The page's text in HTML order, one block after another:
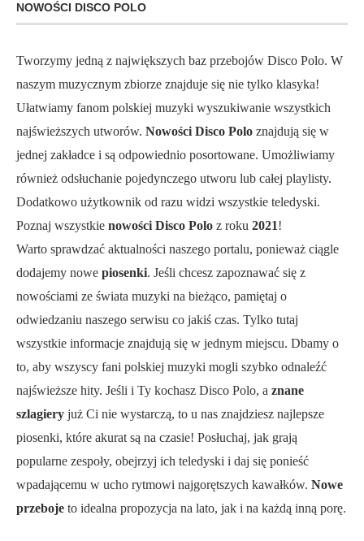
NOWOŚCI DISCO POLO
Tworzymy jedną z największych baz przebojów Disco Polo. W
naszym muzycznym zbiorze znajduje się nie tylko klasyka!
Ułatwiamy fanom polskiej muzyki wyszukiwanie wszystkich
najświeższych utworów. Nowości Disco Polo znajdują się w
jednej zakładce i są odpowiednio posortowane. Umożliwiamy
również odsłuchanie pojedynczego utworu lub całej playlisty.
Dodatkowo użytkownik od razu widzi wszystkie teledyski.
Poznaj wszystkie nowości Disco Polo z roku 2021!
Warto sprawdzać aktualności naszego portalu, ponieważ ciągle
dodajemy nowe piosenki. Jeśli chcesz zapoznawać się z
nowościami ze świata muzyki na bieżąco, pamiętaj o
odwiedzaniu naszego serwisu co jakiś czas. Tylko tutaj
wszystkie informacje znajdują się w jednym miejscu. Dbamy o
to, aby wszyscy fani polskiej muzyki mogli szybko odnaleźć
najświeższe hity. Jeśli i Ty kochasz Disco Polo, a znane
szlagiery już Ci nie wystarczą, to u nas znajdziesz najlepsze
piosenki, które akurat są na czasie! Posłuchaj, jak grają
popularne zespoły, obejrzyj ich teledyski i daj się ponieść
wpadającemu w ucho rytmowi najgorętszych kawałków. Nowe
przeboje to idealna propozycja na lato, jak i na każdą inną porę.